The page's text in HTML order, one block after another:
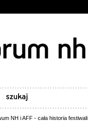
NH i AFF - cała historia festiwali